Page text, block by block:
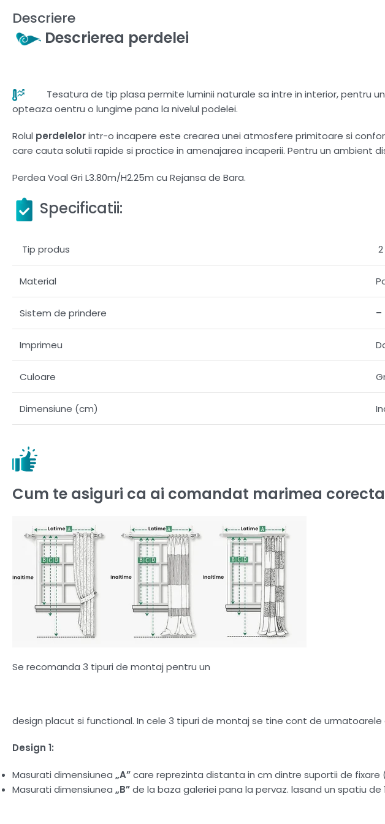
Descriere
Descrierea perdelei
Tesatura de tip plasa permite luminii naturale sa intre in interior, pentru
opteaza oentru o lungime pana la nivelul podelei.
Rolul perdelelorintr-o incapere este crearea unei atmosfere primitoare si
care cauta solutii rapide si practice in amenajarea incaperii. Pentru un ambient
Perdea Voal Gri L3.80m/H2.25m cu Rejansa de Bara.
Specificatii:
Tip produs
Material
Sistem de prindere –
Imprimeu
Culoare
Dimensiune (cm)
Cum te asiguri ca ai comandat marimea
Se recomanda 3 tipuri de montaj pentru un
design placut si functional. In cele 3 tipuri de montaj se tine cont de urmatoarele
Design 1:
Masurati dimensiunea „A”care reprezinta distanta in cm dintre suportii de
Masurati dimensiunea „B”de la baza galeriei pana la pervaz. lasand un spatiu de